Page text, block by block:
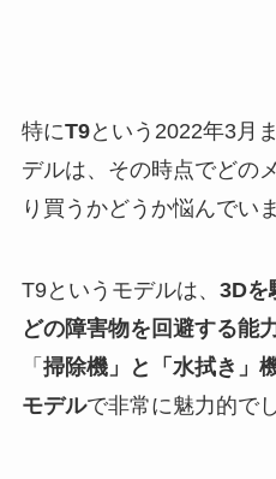
特にT9という2022年3月
デルは、その時点でどの
り買うかどうか悩んでい
T9というモデルは、 3Dを
どの障害物を回避する能
「 掃除機」と「水拭き」
モデルで非常に魅力的でし